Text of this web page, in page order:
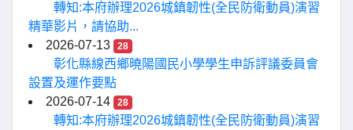
轉知:本府辦理2026城鎮韌性(全民防衛動員)演習
精華影片，請協助...
2026-07-13
28
彰化縣線西鄉曉陽國民小學學生申訴評議委員會
設置及運作要點
2026-07-14
28
轉知:本府辦理2026城鎮韌性(全民防衛動員)演習